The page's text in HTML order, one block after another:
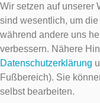
Wir setzen auf unserer
sind wesentlich, um
während andere uns
verbessern. Nähere
Datenschutzerklärung
Fußbereich). Sie
selbst bearbeiten.